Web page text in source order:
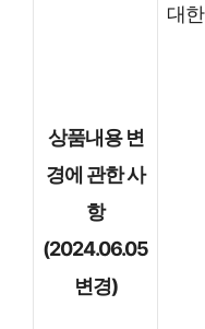
상품내용 변
경에 관한 사
항
(2024.06.05
변경)
대